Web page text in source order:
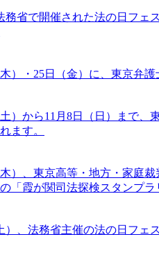
務省で開催された法の日フ
木）・25日（金）に、東京弁
土）から11月8日（日）まで
ます。
木）、東京高等・地方・家庭
「霞が関司法探検スタンプ
）、法務省主催の法の日フ